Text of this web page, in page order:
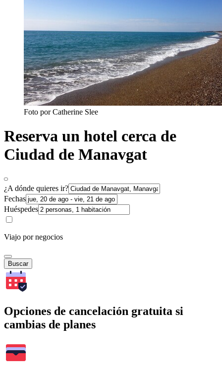
Foto por Catherine Slee
Reserva un hotel cerca de
Ciudad de Manavgat
¿A dónde quieres ir?
Fechas
Huéspedes
Viajo por negocios
Buscar
Opciones de cancelación gratuita si
cambias de planes